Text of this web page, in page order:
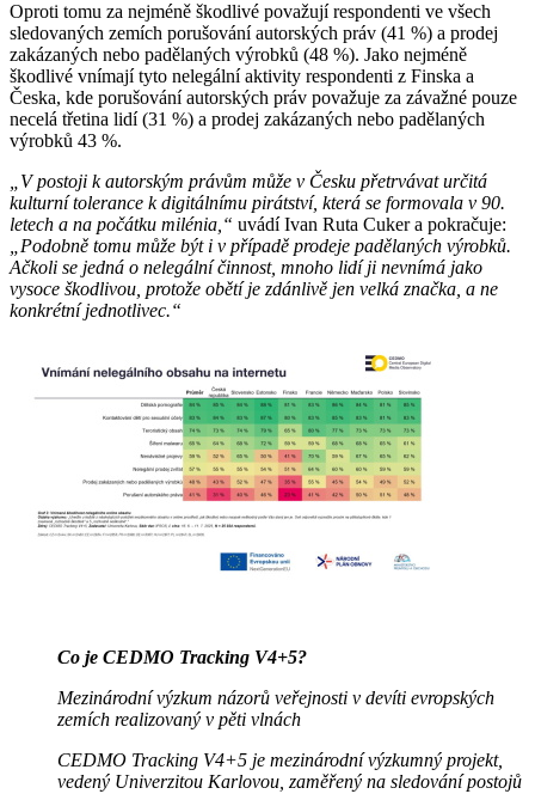
Oproti tomu za nejméně škodlivé považují respondenti ve všech
sledovaných zemích porušování autorských práv (41 %) a prodej
zakázaných nebo padělaných výrobků (48 %). Jako nejméně
škodlivé vnímají tyto nelegální aktivity respondenti z Finska a
Česka, kde porušování autorských práv považuje za závažné pouze
necelá třetina lidí (31 %) a prodej zakázaných nebo padělaných
výrobků 43 %.
„V postoji k autorským právům může v Česku přetrvávat určitá
kulturní tolerance k digitálnímu pirátství, která se formovala v 90.
letech a na počátku milénia,“ uvádí Ivan Ruta Cuker a pokračuje:
„Podobně tomu může být i v případě prodeje padělaných výrobků.
Ačkoli se jedná o nelegální činnost, mnoho lidí ji nevnímá jako
vysoce škodlivou, protože obětí je zdánlivě jen velká značka, a ne
konkrétní jednotlivec.“
Co je CEDMO Tracking V4+5?
Mezinárodní výzkum názorů veřejnosti v devíti evropských
zemích realizovaný v pěti vlnách
CEDMO Tracking V4+5 je mezinárodní výzkumný projekt,
vedený Univerzitou Karlovou, zaměřený na sledování postojů